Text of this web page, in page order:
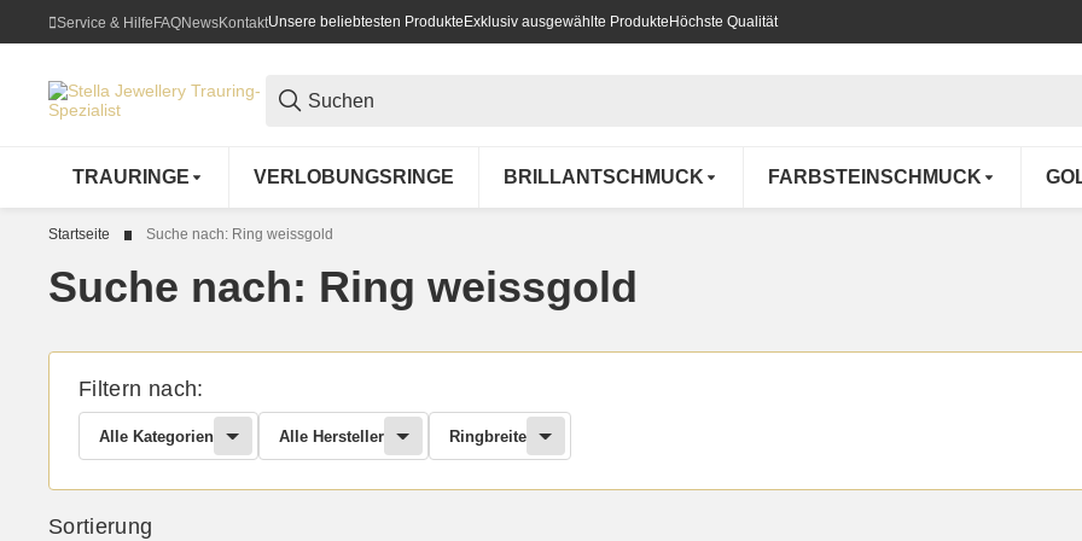
Service & HilfeFAQNewsKontaktUnsere beliebtesten Produkte Exklusiv ausgewählte Produkte Höchste Qualität
TRAURINGE VERLOBUNGSRINGE BRILLANTSCHMUCK FARBSTEINSCHMUCK
Startseite Suche nach: Ring weissgold
Suche nach: Ring weissgold
Filtern nach:
Alle Kategorien Alle Hersteller Ringbreite
Sortierung